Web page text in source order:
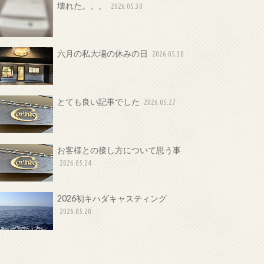
壊れた。。。 2026.05.30
六月の私大場の休みの日 2026.05.30
とても良い記事でした 2026.05.27
お客様との接し方について思う事
2026.05.24
2026初キハダキャスティング
2026.05.20